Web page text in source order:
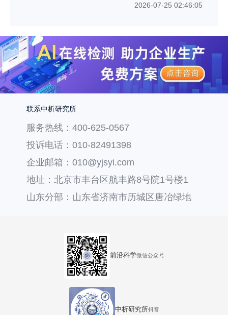
2026-07-25 02:46:05
联系中析研究所
服务热线：400-625-0567
投诉电话：010-82491398
企业邮箱：010@yjsyi.com
地址：北京市丰台区航丰路8号院1号楼1
层121
山东分部：山东省济南市历城区唐冶绿地
前沿科学微信公众号
中析研究所抖音